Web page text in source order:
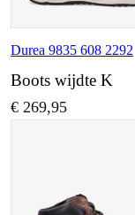
Durea 9835 608 2292
Boots wijdte K
€ 269,95